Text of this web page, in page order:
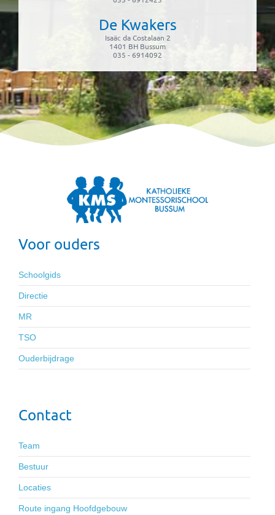
De Kwakers
Isaäc da Costalaan 2
1401 BH Bussum
035 - 6914092
Voor ouders
Schoolgids
Directie
MR
TSO
Ouderbijdrage
Contact
Team
Bestuur
Locaties
Route ingang Hoofdgebouw